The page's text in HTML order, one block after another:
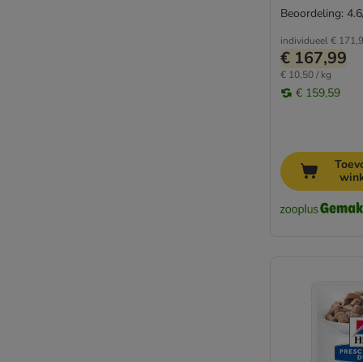
individueel€
€ 167,99
€ 10,50 / kg
€ 159,59
Beoordeling: